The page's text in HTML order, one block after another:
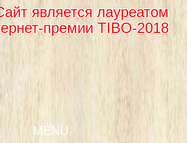
является лауреатом
премии TIBO-2018
MENU